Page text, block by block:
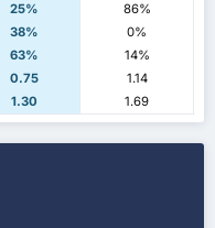
25%
86%
38%
0%
63%
14%
0.75
1.14
1.30 1.69